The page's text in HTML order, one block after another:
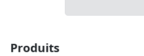
Produits